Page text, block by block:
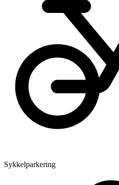
Sykkelparkering